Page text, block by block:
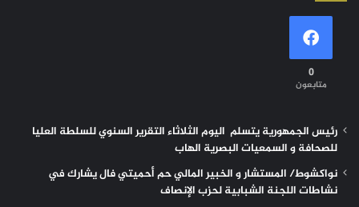
0
متابعون
رئيس الجمهورية يتسلم اليوم الثلاثاء التقرير السنوي للسلطة العليا
للصحافة و السمعيات البصرية الهاب
نواكشوط/ المستشار و الخبير المالي حم أحميتي فال يشارك في
نشاطات اللجنة الشبابية لحزب الإنصاف